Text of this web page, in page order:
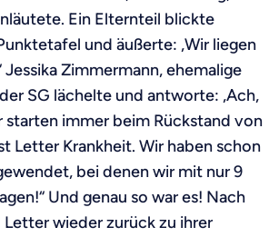
Ein Elternteil blickte
und äußerte: „Wir liegen
Jessika Zimmermann, ehemalige
SG lächelte und antworte: „Ach,
starten immer beim Rückstand von
Letter Krankheit. Wir haben schon
bei denen wir mit nur 9
Und genau so war es! Nach
wieder zurück zu ihrer